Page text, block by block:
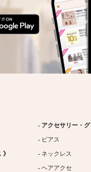
アクセサリー・グ
ピアス
ネックレス
ヘアアクセ